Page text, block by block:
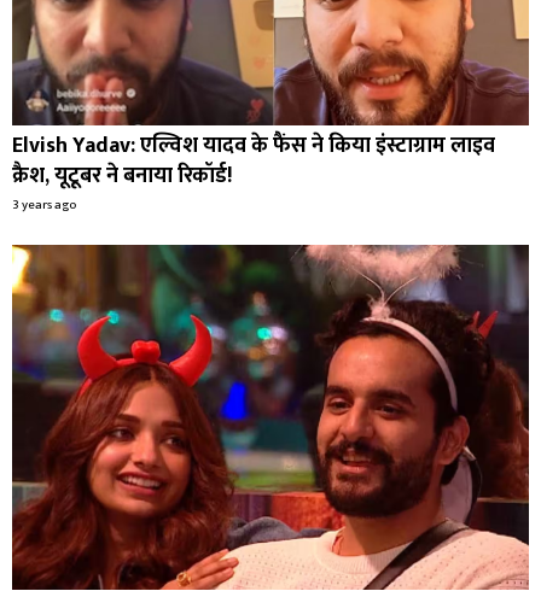
Elvish Yadav: एल्विश यादव के फैंस ने किया इंस्टाग्राम लाइव
क्रैश, यूटूबर ने बनाया रिकॉर्ड!
3 years ago